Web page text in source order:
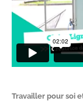
Travailler pour soi